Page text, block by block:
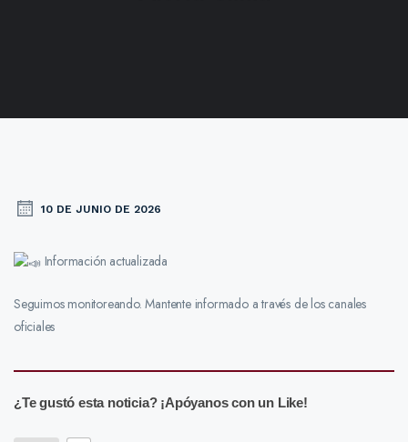
10 DE JUNIO DE 2026
Información actualizada
Seguimos monitoreando. Mantente informado a través de los canales
oficiales
¿Te gustó esta noticia? ¡Apóyanos con un Like!